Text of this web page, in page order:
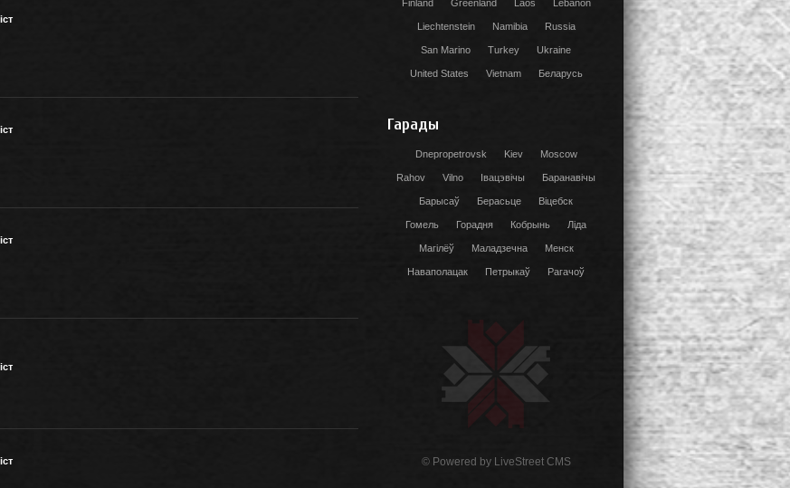
Finland Greenland Laos Lebanon
Liechtenstein Namibia Russia
San Marino Turkey Ukraine
United States Vietnam Беларусь
Гарады
Dnepropetrovsk Kiev Moscow
Rahov Vilno Івацэвічы Баранавічы
Барысаў Берасьце Віцебск
Гомель Горадня Кобрынь Ліда
Магілёў Маладзечна Менск
Наваполацак Петрыкаў Рагачоў
© Powered by LiveStreet CMS